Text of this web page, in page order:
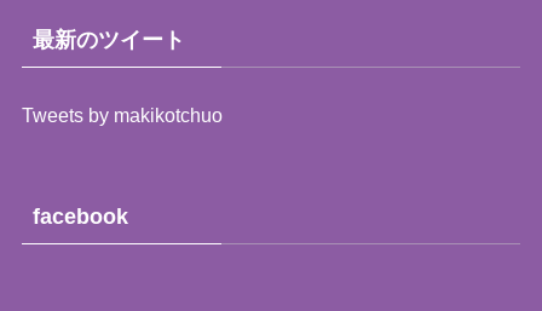
（月
最新のツイート
Tweets by makikotchuo
facebook